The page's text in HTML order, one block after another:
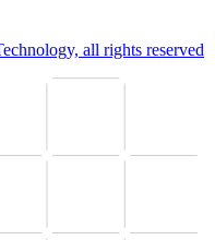
all rights reserved